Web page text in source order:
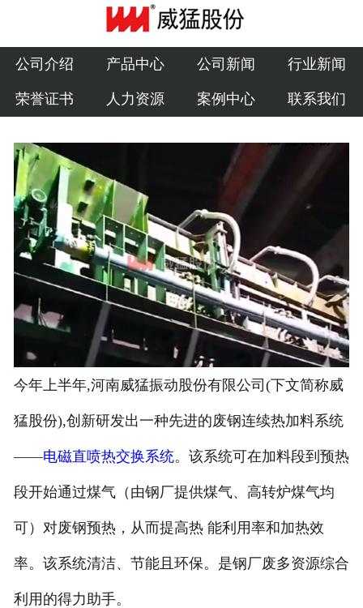
公司介绍
产品中心
公司新闻
行业新闻
人力资源
案例中心
联系我们
公司介绍 产品中心 公司新闻 行业新闻
荣誉证书 人力资源 案例中心 联系我们
今年上半年,河南威猛振动股份有限公司(下文简称威
猛股份),创新研发出一种先进的废钢连续热加料系统
——电磁直喷热交换系统。该系统可在加料段到预热
段开始通过煤气（由钢厂提供煤气、高转炉煤气均
可）对废钢预热，从而提高热 能利用率和加热效
率。该系统清洁、节能且环保。是钢厂废多资源综合
利用的得力助手。